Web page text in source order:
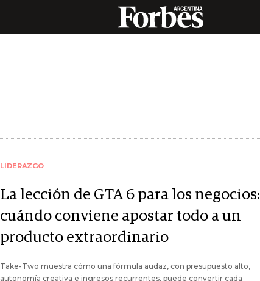
LIDERAZGO
La lección de GTA 6 para los negocios:
cuándo conviene apostar todo a un
producto extraordinario
Take-Two muestra cómo una fórmula audaz, con presupuesto alto,
autonomía creativa e ingresos recurrentes, puede convertir cada